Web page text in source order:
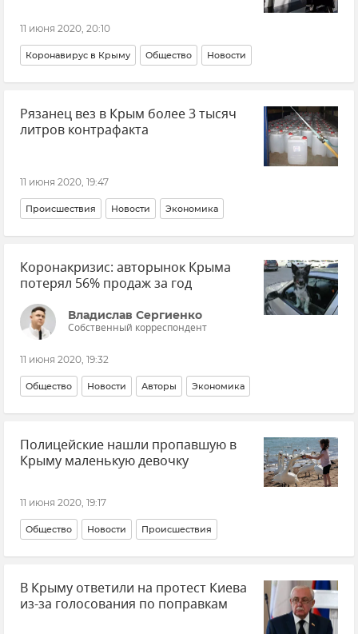
11 июня 2020, 20:10
Коронавирус в Крыму Общество Новости
Рязанец вез в Крым более 3 тысяч
литров контрафакта
11 июня 2020, 19:47
Происшествия Новости Экономика
Коронакризис: авторынок Крыма
потерял 56% продаж за год
Владислав Сергиенко
Собственный корреспондент
11 июня 2020, 19:32
Общество Новости Авторы Экономика
Полицейские нашли пропавшую в
Крыму маленькую девочку
11 июня 2020, 19:17
Общество Новости Происшествия
В Крыму ответили на протест Киева
из-за голосования по поправкам